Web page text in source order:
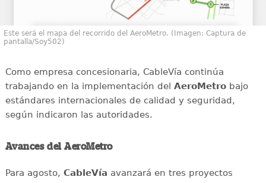
Este será el mapa del recorrido del AeroMetro. (Imagen: Captura de
pantalla/Soy502)
Como empresa concesionaria, CableVía continúa
trabajando en la implementación del AeroMetrobajo
estándares internacionales de calidad y seguridad,
según indicaron las autoridades.
Avances del AeroMetro
Para agosto, CableVía avanzará en tres proyectos